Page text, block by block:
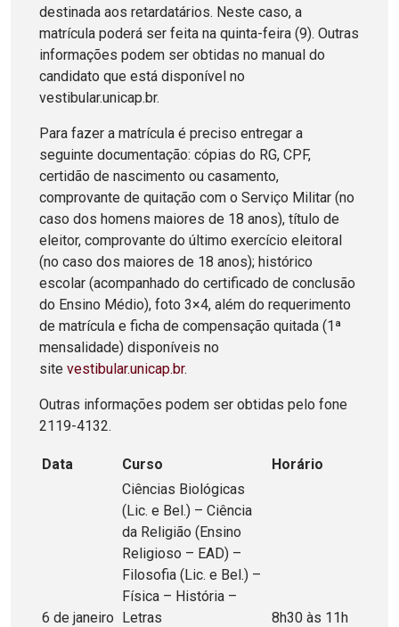
destinada aos retardatários. Neste caso, a
matrícula poderá ser feita na quinta-feira (9). Outras
informações podem ser obtidas no manual do
candidato que está disponível no
vestibular.unicap.br.
Para fazer a matrícula é preciso entregar a
seguinte documentação: cópias do RG, CPF,
certidão de nascimento ou casamento,
comprovante de quitação com o Serviço Militar (no
caso dos homens maiores de 18 anos), título de
eleitor, comprovante do último exercício eleitoral
(no caso dos maiores de 18 anos); histórico
escolar (acompanhado do certificado de conclusão
do Ensino Médio), foto 3×4, além do requerimento
de matrícula e ficha de compensação quitada (1ª
mensalidade) disponíveis no
site vestibular.unicap.br.
Outras informações podem ser obtidas pelo fone
2119-4132.
Data Curso Horário
6 de janeiro
Ciências Biológicas
(Lic. e Bel.) – Ciência
da Religião (Ensino
Religioso – EAD) –
Filosofia (Lic. e Bel.) –
Física – História –
Letras
8h30 às 11h